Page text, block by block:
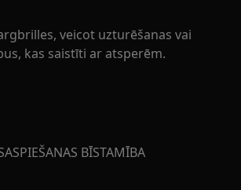
veicot uzturēšanas vai
kas saistīti ar atsperēm.
BĪSTAMĪBA